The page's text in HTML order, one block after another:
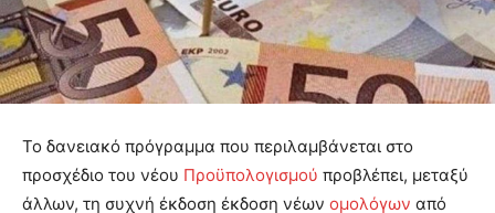
Το δανειακό πρόγραμμα που περιλαμβάνεται στο
προσχέδιο του νέου Προϋπολογισμού προβλέπει, μεταξύ
άλλων, τη συχνή έκδοση έκδοση νέων ομολόγων από